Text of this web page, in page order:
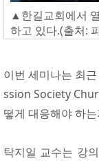
▲한길교회에서
하고 있다.(출처:
이번 세미나는 최
ssion Society
떻게 대응해야 하
탁지일 교수는 강